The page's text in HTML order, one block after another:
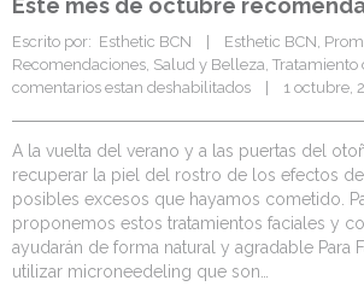
Este mes de octubre
Escrito por:  Esthetic BCN    | Esthetic BCN,
Recomendaciones, Salud y Belleza, Tratamiento
comentarios estan deshabilitados
|    1 octubre,
A la vuelta del verano y a las puertas del
recuperar la piel del rostro de los efectos
posibles excesos que hayamos cometido.
proponemos estos tratamientos faciales y
ayudarán de forma natural y agradable Para
utilizar microneedeling que son…